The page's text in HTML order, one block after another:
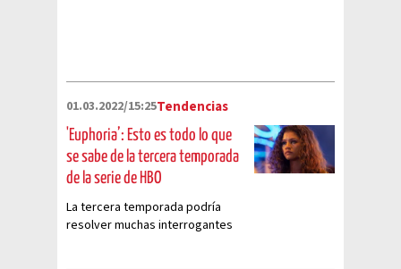
01.03.2022/15:25Tendencias
'Euphoria’: Esto es todo lo que
se sabe de la tercera temporada
de la serie de HBO
La tercera temporada podría
resolver muchas interrogantes